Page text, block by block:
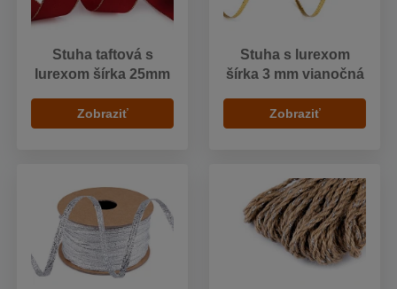
Stuha taftová s
lurexom šírka 25mm
Zobraziť
Stuha s lurexom
šírka 3 mm vianočná
Zobraziť